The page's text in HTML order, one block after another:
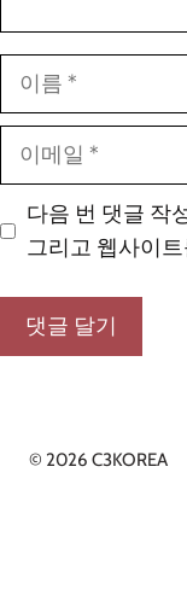
다음 번 댓글 작
그리고 웹사이
© 2026 C3KOREA